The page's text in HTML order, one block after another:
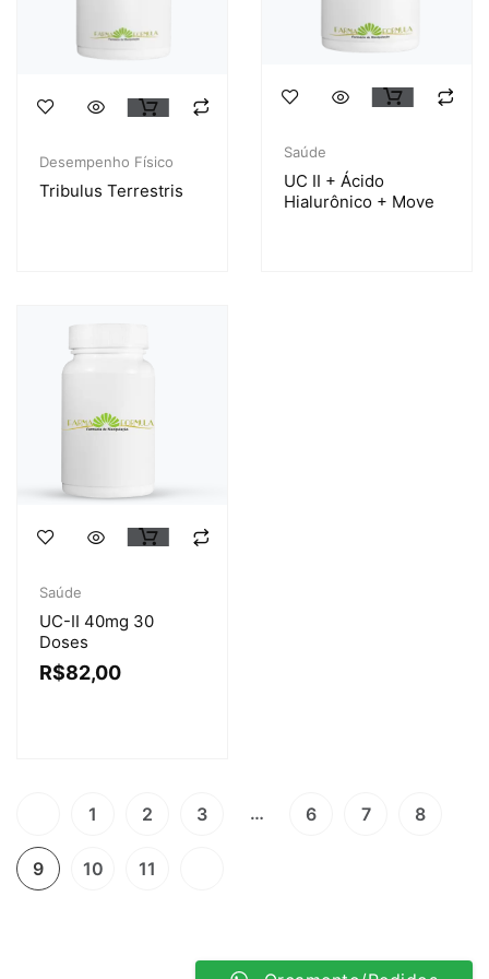
Desempenho Físico
Tribulus Terrestris
Saúde
UC II + Ácido
Hialurônico + Move
Saúde
UC-II 40mg 30
Doses
R$82,00
1 2 3 … 6 7 8
9 10 11